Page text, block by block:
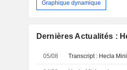
Graphique dynamique
Dernières Actualités :
05/08 Transcript : Hecla